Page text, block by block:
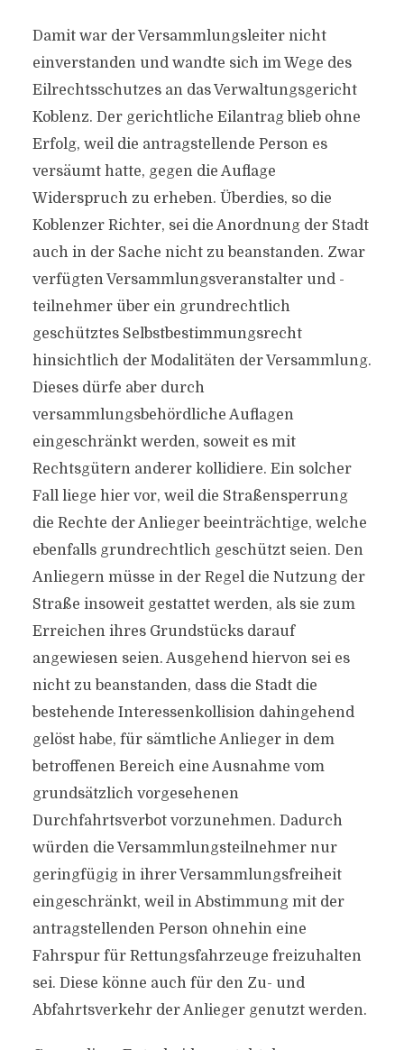
Damit war der Versammlungsleiter nicht
einverstanden und wandte sich im Wege des
Eilrechtsschutzes an das Verwaltungsgericht
Koblenz. Der gerichtliche Eilantrag blieb ohne
Erfolg, weil die antragstellende Person es
versäumt hatte, gegen die Auflage
Widerspruch zu erheben. Überdies, so die
Koblenzer Richter, sei die Anordnung der Stadt
auch in der Sache nicht zu beanstanden. Zwar
verfügten Versammlungsveranstalter und -
teilnehmer über ein grundrechtlich
geschütztes Selbstbestimmungsrecht
hinsichtlich der Modalitäten der Versammlung.
Dieses dürfe aber durch
versammlungsbehördliche Auflagen
eingeschränkt werden, soweit es mit
Rechtsgütern anderer kollidiere. Ein solcher
Fall liege hier vor, weil die Straßensperrung
die Rechte der Anlieger beeinträchtige, welche
ebenfalls grundrechtlich geschützt seien. Den
Anliegern müsse in der Regel die Nutzung der
Straße insoweit gestattet werden, als sie zum
Erreichen ihres Grundstücks darauf
angewiesen seien. Ausgehend hiervon sei es
nicht zu beanstanden, dass die Stadt die
bestehende Interessenkollision dahingehend
gelöst habe, für sämtliche Anlieger in dem
betroffenen Bereich eine Ausnahme vom
grundsätzlich vorgesehenen
Durchfahrtsverbot vorzunehmen. Dadurch
würden die Versammlungsteilnehmer nur
geringfügig in ihrer Versammlungsfreiheit
eingeschränkt, weil in Abstimmung mit der
antragstellenden Person ohnehin eine
Fahrspur für Rettungsfahrzeuge freizuhalten
sei. Diese könne auch für den Zu- und
Abfahrtsverkehr der Anlieger genutzt werden.